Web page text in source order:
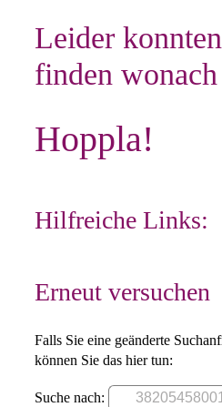
Leider
finden
Hoppla!
Hilfreiche Links:
Erneut versuchen
Falls Sie eine geänderte
können Sie das hier tun:
Suche nach: